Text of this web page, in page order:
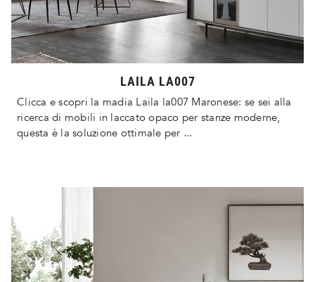
LAILA LA007
Clicca e scopri la madia Laila la007 Maronese: se sei alla
ricerca di mobili in laccato opaco per stanze moderne,
questa è la soluzione ottimale per ...